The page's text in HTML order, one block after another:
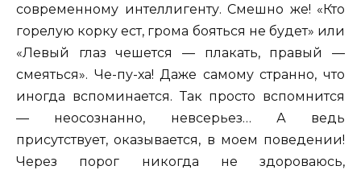
современному интеллигенту. Смешно же! «Кто
горелую корку ест, грома бояться не будет» или
«Левый глаз чешется — плакать, правый —
смеяться». Че-пу-ха! Даже самому странно, что
иногда вспоминается. Так просто вспомнится
— неосознанно, невсерьез… А ведь
присутствует, оказывается, в моем поведении!
Через порог никогда не здороваюсь,